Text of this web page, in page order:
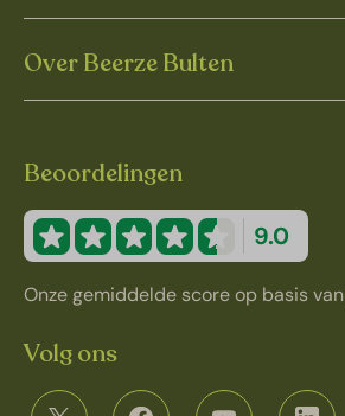
Over Beerze Bulten
Beoordelingen
9.0
Onze gemiddelde score op basis van
Volg ons